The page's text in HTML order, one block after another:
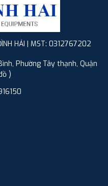
HẢI | MST: 0312767202
Phường Tây thạnh, Quận
)